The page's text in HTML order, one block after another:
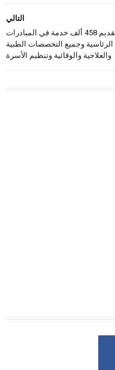
التالي
تقديم 458 ألف خدمة في المبادرات
الرئاسية وجميع التخصصات الطبية
والعلاجية والوقائية وتنظيم الأسرة